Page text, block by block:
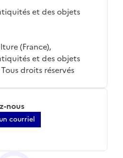
et des objets
(France),
et des objets
droits réservés
nous
courriel